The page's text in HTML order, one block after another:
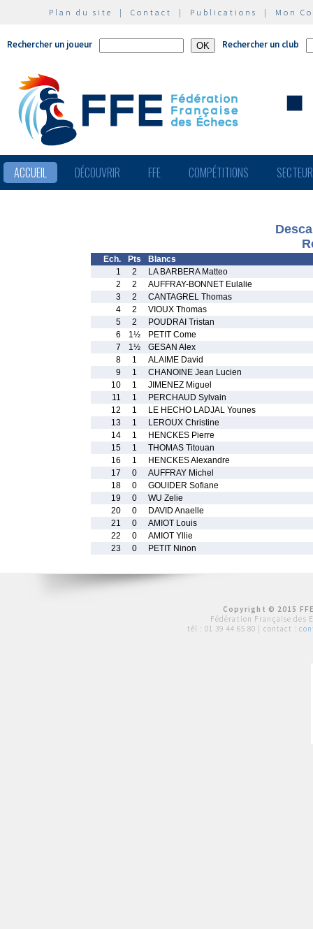
Plan du site | Contact | Publications | Mon
Rechercher un joueur Rechercher un club
ACCUEIL DÉCOUVRIR FFE COMPÉTITIONS
Ech. Pts
Blancs
1
2
LA BARBERA Matteo
2
2
AUFFRAY-BONNET Eulalie
3
2
CANTAGREL Thomas
4
2
VIOUX Thomas
5
2
POUDRAI Tristan
6
1½
PETIT Come
7
1½
GESAN Alex
8
1
ALAIME David
9
1
CHANOINE Jean Lucien
10
1
JIMENEZ Miguel
11
1
PERCHAUD Sylvain
12
1
LE HECHO LADJAL Younes
13
1
LEROUX Christine
14
1
HENCKES Pierre
15
1
THOMAS Titouan
16
1
HENCKES Alexandre
17
0
AUFFRAY Michel
18
0
GOUIDER Sofiane
19
0
WU Zelie
20
0
DAVID Anaelle
21
0
AMIOT Louis
22
0
AMIOT Yllie
23
0 PETIT Ninon
Copyright © 2015
Fédération Française des
tél : 01 39 44 65 80 | contact :